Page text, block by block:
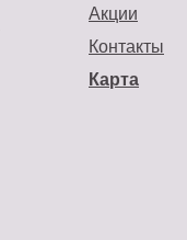
Акции
Контакты
Карта